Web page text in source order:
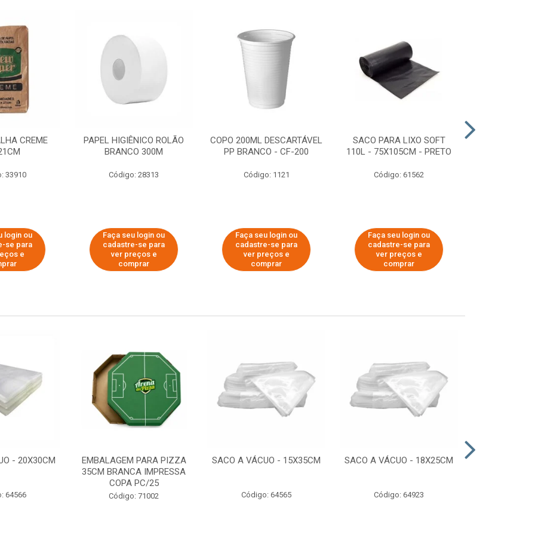
CREME
33910
login ou
se para
e
PAPEL HIGIÊNICO ROLÃO
BRANCO 300M
Código: 28313
Faça seu login ou
cadastre-se para
ver preços e
comprar
COPO 200ML DESCARTÁVEL
PP BRANCO - CF-200
Código: 1121
Faça seu login ou
cadastre-se para
ver preços e
comprar
SACO PARA LIXO SOFT
110L - 75X105CM - PRETO
Código: 61562
Faça seu login ou
cadastre-se para
ver preços e
comprar
- 20X30CM
64566
EMBALAGEM PARA PIZZA
35CM BRANCA IMPRESSA
COPA PC/25
Código: 71002
SACO A VÁCUO - 15X35CM
Código: 64565
SACO A VÁCUO - 18X25CM
Código: 64923